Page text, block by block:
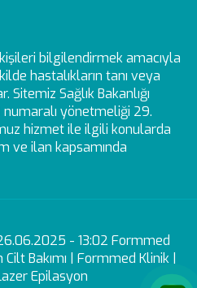
bilgilendirmek amacıyla
hastalıkların tanı veya
Sağlık Bakanlığı
yönetmeliği 29.
hizmet ile ilgili konularda
ve ilan kapsamında
- 13:02 Formmed
Bakımı | Formmed Klinik |
Epilasyon